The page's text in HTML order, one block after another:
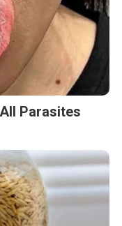
Parasites